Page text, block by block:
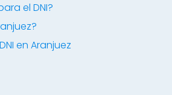
el DNI?
en Aranjuez